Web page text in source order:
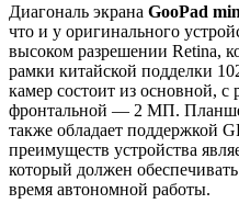
Диагональ экрана GooPad
что и у оригинального
высоком разрешении Retina,
рамки китайской подделки
камер состоит из основной,
фронтальной — 2 МП.
также обладает поддержкой
преимуществ устройства
который должен
время автономной работы.